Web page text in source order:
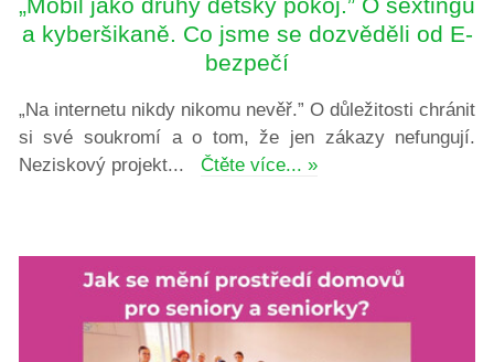
„Mobil jako druhý dětský pokoj.” O sextingu
a kyberšikaně. Co jsme se dozvěděli od E-
bezpečí
„Na internetu nikdy nikomu nevěř.” O důležitosti chránit
si své soukromí a o tom, že jen zákazy nefungují.
Neziskový projekt... Čtěte více... »